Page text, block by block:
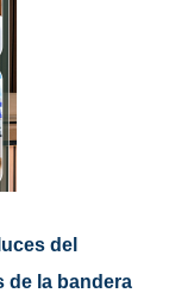
del
de la bandera